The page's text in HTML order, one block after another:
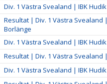
Div. 1 Västra Svealand | IBK
Resultat | Div. 1 Västra Svealand |
Borlänge
Div. 1 Västra Svealand | IBK Hudik
Resultat | Div. 1 Västra Svealand |
Div. 1 Västra Svealand | IBK Hudik